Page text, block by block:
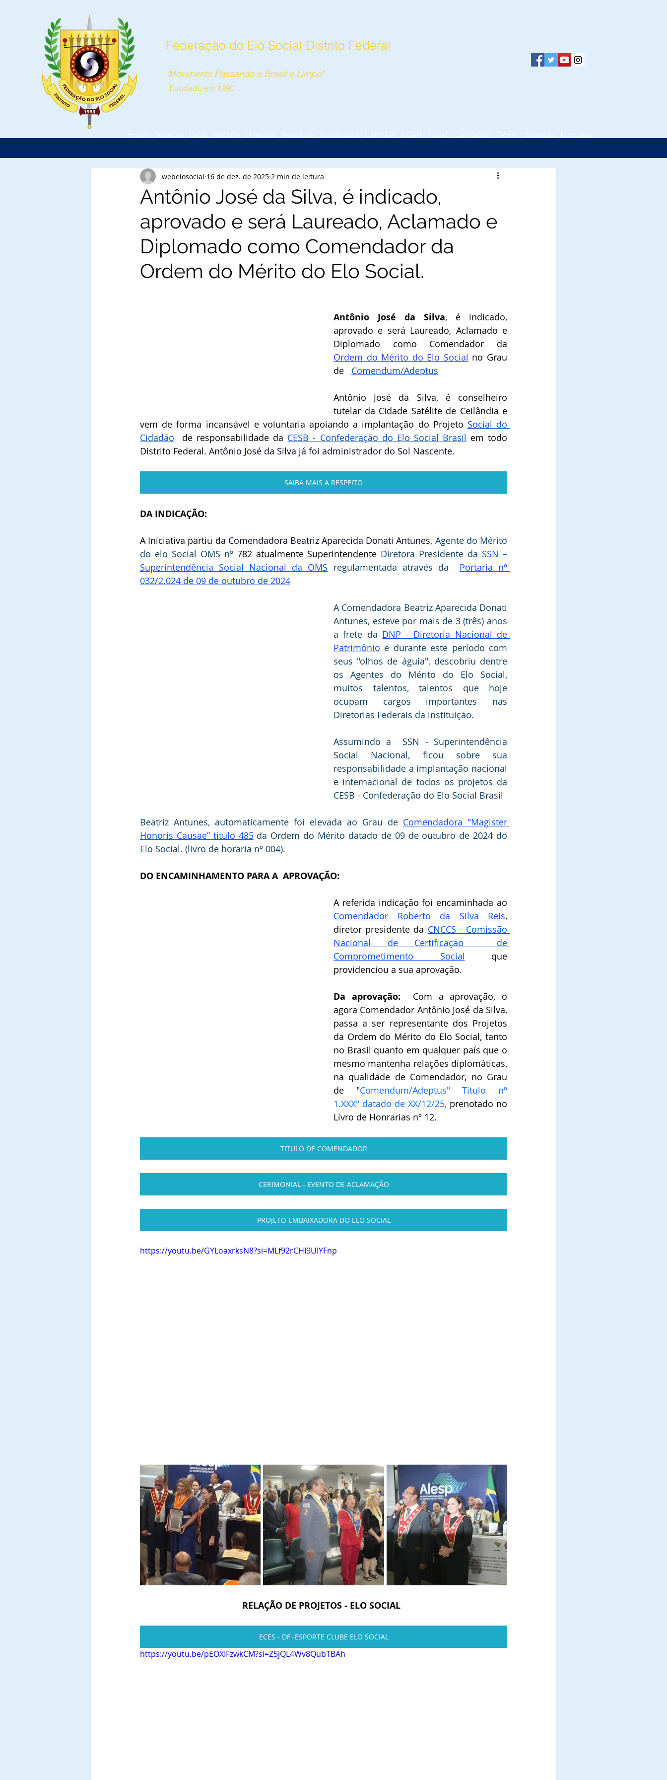
"Movimento Passando o Brasil a Limpo"
Fundado em 1990
Home Notícias CESB História Diretoria Regionais Notificação CSRP-DF LZS10 Social Comissões TV Elo Sugestão Contatos
Federação do Elo Social Distrito Federal
Antônio José da Silva, é indicado,
aprovado e será Laureado, Aclamado e
Diplomado como Comendador da
Ordem do Mérito do Elo Social.
webelosocial 16 de dez. de 2025 2 min de leitura
Antônio José da Silva, é indicado,
aprovado e será Laureado, Aclamado e
Ordem do Mérito do Elo Social no Grau
de Comendum/Adeptus
Antônio José da Silva, é conselheiro
tutelar da Cidade Satélite de Ceilândia e
vem de forma incansável e voluntaria apoiando a implantação do Projeto Social do
Cidadão de responsabilidade da CESB - Confederação do Elo Social Brasil em todo
Distrito Federal. Antônio José da Silva já foi administrador do Sol Nascente.
SAIBA MAIS A RESPEITO
DA INDICAÇÃO:
A Iniciativa partiu da Comendadora Beatriz Aparecida Donati Antunes, Agente do Mérito
do elo Social OMS nº 782 atualmente Superintendente Diretora Presidente da SSN –
Superintendência Social Nacional da OMS regulamentada através da Portaria nº
032/2.024 de 09 de outubro de 2024
A Comendadora Beatriz Aparecida Donati
Antunes, esteve por mais de 3 (três) anos
a frete da DNP - Diretoria Nacional de
Patrimônio e durante este período com
seus "olhos de águia", descobriu dentre
os Agentes do Mérito do Elo Social,
muitos talentos, talentos que hoje
ocupam cargos importantes nas
Diretorias Federais da instituição.
Assumindo a  SSN - Superintendência
Social Nacional, ficou sobre sua
responsabilidade a implantação nacional
e internacional de todos os projetos da
CESB - Confederação do Elo Social Brasil
Beatriz Antunes, automaticamente foi elevada ao Grau de Comendadora "Magister
Honoris Causae” titulo 485 da Ordem do Mérito datado de 09 de outubro de 2024 do
Elo Social. (livro de horaria nº 004).
DO ENCAMINHAMENTO PARA A  APROVAÇÃO:
Comendador Roberto da Silva Reis,
diretor presidente da CNCCS - Comissão
Nacional de Certificação  de
Comprometimento Social
que
providenciou a sua aprovação.
Da aprovação: Com a aprovação, o
agora Comendador Antônio José da Silva,
passa a ser representante dos Projetos
da Ordem do Mérito do Elo Social, tanto
no Brasil quanto em qualquer país que o
mesmo mantenha relações diplomáticas,
na qualidade de Comendador, no Grau
de "Comendum/Adeptus" Titulo nº
1.XXX" datado de XX/12/25, prenotado no
Livro de Honrarias nº 12,
TITULO DE COMENDADOR
CERIMONIAL - EVENTO DE ACLAMAÇÃO
PROJETO EMBAIXADORA DO ELO SOCIAL
https://youtu.be/GYLoaxrksN8?si=MLf92rCHI9UIYFnp
RELAÇÃO DE PROJETOS - ELO SOCIAL
ECES - DF -ESPORTE CLUBE ELO SOCIAL
https://youtu.be/pEOXIFzwkCM?si=Z5jQL4Wv8QubTBAh